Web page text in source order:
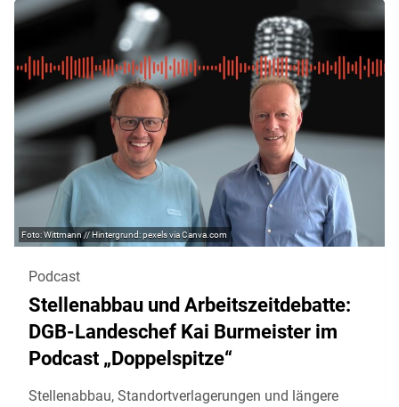
Wittmann // Hintergrund: pexels via Canva.com
Podcast
Stellenabbau und Arbeitszeitdebatte:
DGB-Landeschef Kai Burmeister im
Podcast „Doppelspitze“
Stellenabbau, Standortverlagerungen und längere